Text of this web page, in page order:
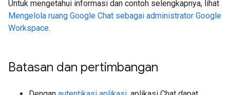
Untuk mengetahui informasi dan contoh selengkapnya, lihat
Mengelola ruang Google Chat sebagai administrator Google
Workspace.
Batasan dan pertimbangan